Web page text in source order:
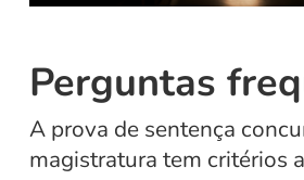
Perguntas
A prova de sentença
magistratura tem critérios